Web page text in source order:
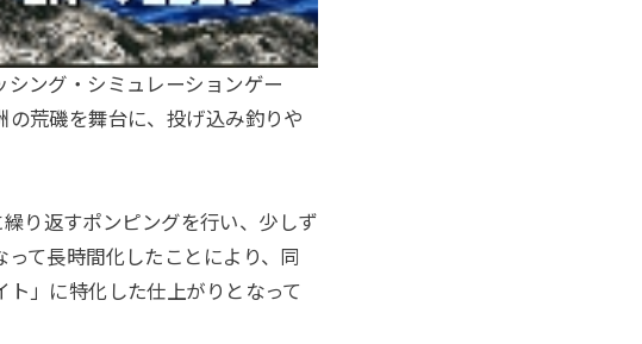
ング・シミュレーションゲー
荒磯を舞台に、投げ込み釣りや
り返すポンピングを行い、少しず
て長時間化したことにより、同
」に特化した仕上がりとなって